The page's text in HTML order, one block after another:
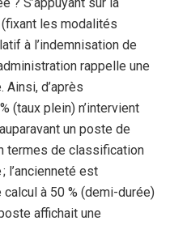
les modalités
à l’indemnisation de
rappelle une
Ainsi, d’après
(taux plein) n’intervient
un poste de
termes de classification
l’ancienneté est
à 50 % (demi-durée)
affichait une